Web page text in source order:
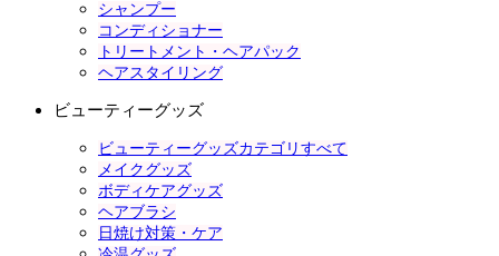
シャンプー
コンディショナー
トリートメント・ヘアパック
ヘアスタイリング
ビューティーグッズ
ビューティーグッズカテゴリすべて
メイクグッズ
ボディケアグッズ
ヘアブラシ
日焼け対策・ケア